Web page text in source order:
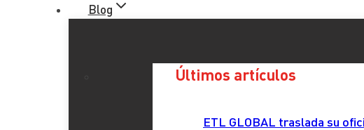
Blog
Últimos artículos
ETL GLOBAL traslada su